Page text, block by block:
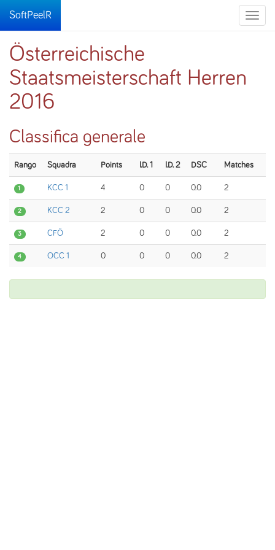
Toggle
SoftPeelR
Österreichische
Staatsmeisterschaft Herren
2016
Classifica generale
Rango Squadra Points I.D. 1 I.D. 2 DSC Matches
1 KCC 1 4 0 0 0.0 2
2 KCC 2 2 0 0 0.0 2
3 CFÖ 2 0 0 0.0 2
4 OCC 1 0 0 0 0.0 2